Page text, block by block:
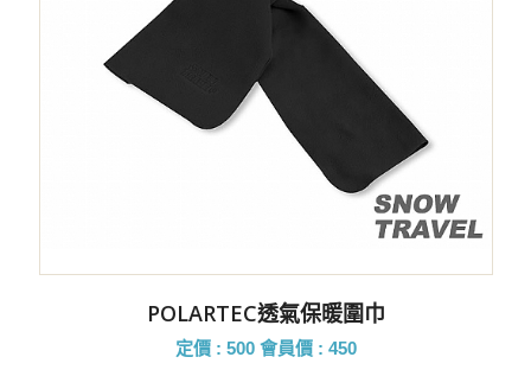
POLARTEC透氣保暖圍巾
定價 : 500 會員價 : 450